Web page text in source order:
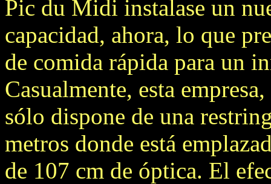
Pic du Midi instalase un
capacidad, ahora, lo que
de comida rápida para un
Casualmente, esta
sólo dispone de una
metros donde está
de 107 cm de óptica. El